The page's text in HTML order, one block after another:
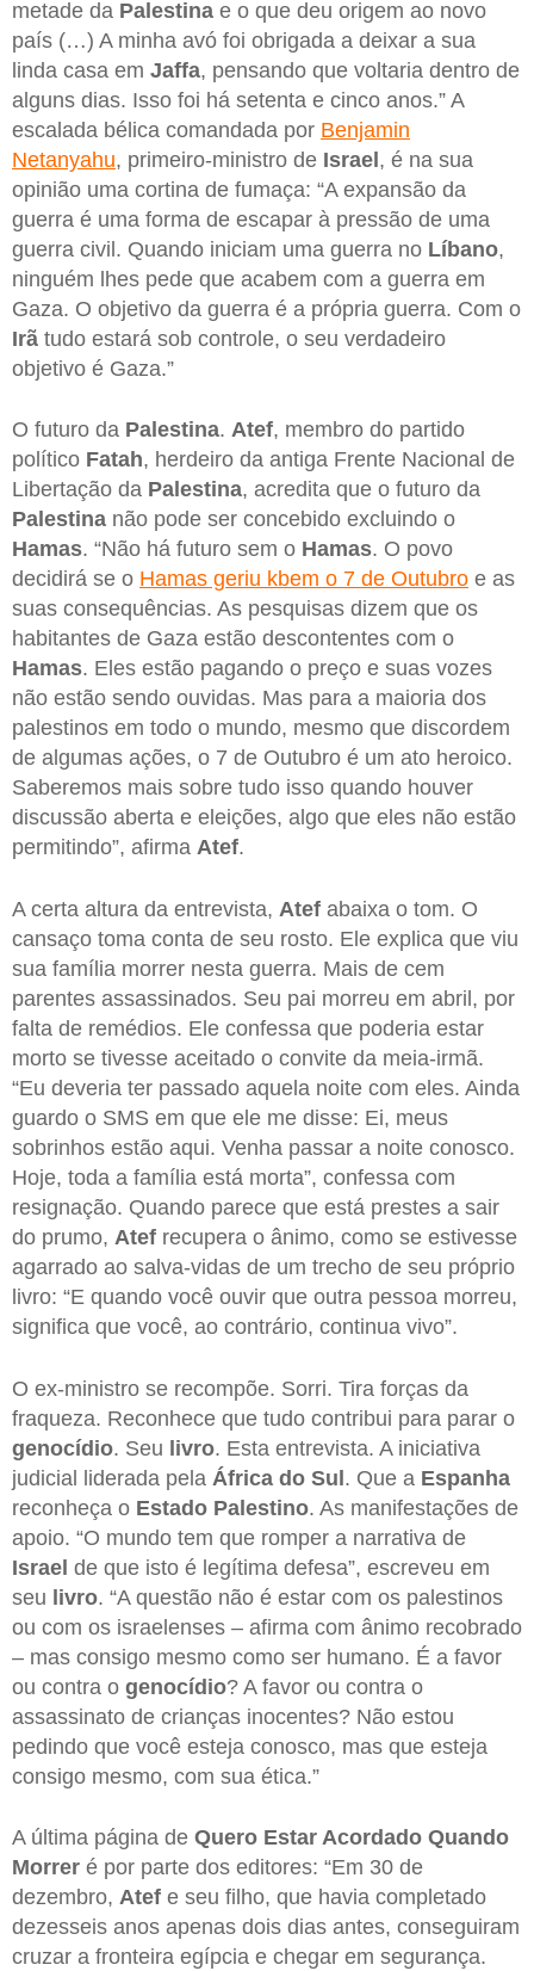
metade da Palestina e o que deu origem ao novo
país (…) A minha avó foi obrigada a deixar a sua
linda casa em Jaffa, pensando que voltaria dentro de
alguns dias. Isso foi há setenta e cinco anos.” A
escalada bélica comandada por Benjamin
Netanyahu, primeiro-ministro de Israel, é na sua
opinião uma cortina de fumaça: “A expansão da
guerra é uma forma de escapar à pressão de uma
guerra civil. Quando iniciam uma guerra no Líbano,
ninguém lhes pede que acabem com a guerra em
Gaza. O objetivo da guerra é a própria guerra. Com o
Irã tudo estará sob controle, o seu verdadeiro
objetivo é Gaza.”
O futuro da Palestina. Atef, membro do partido
político Fatah, herdeiro da antiga Frente Nacional de
Libertação da Palestina, acredita que o futuro da
Palestina não pode ser concebido excluindo o
Hamas. “Não há futuro sem o Hamas. O povo
decidirá se o Hamas geriu kbem o 7 de Outubro e as
suas consequências. As pesquisas dizem que os
habitantes de Gaza estão descontentes com o
Hamas. Eles estão pagando o preço e suas vozes
não estão sendo ouvidas. Mas para a maioria dos
palestinos em todo o mundo, mesmo que discordem
de algumas ações, o 7 de Outubro é um ato heroico.
Saberemos mais sobre tudo isso quando houver
discussão aberta e eleições, algo que eles não estão
permitindo”, afirma Atef.
A certa altura da entrevista, Atef abaixa o tom. O
cansaço toma conta de seu rosto. Ele explica que viu
sua família morrer nesta guerra. Mais de cem
parentes assassinados. Seu pai morreu em abril, por
falta de remédios. Ele confessa que poderia estar
morto se tivesse aceitado o convite da meia-irmã.
“Eu deveria ter passado aquela noite com eles. Ainda
guardo o SMS em que ele me disse: Ei, meus
sobrinhos estão aqui. Venha passar a noite conosco.
Hoje, toda a família está morta”, confessa com
resignação. Quando parece que está prestes a sair
do prumo, Atef recupera o ânimo, como se estivesse
agarrado ao salva-vidas de um trecho de seu próprio
livro: “E quando você ouvir que outra pessoa morreu,
significa que você, ao contrário, continua vivo”.
O ex-ministro se recompõe. Sorri. Tira forças da
fraqueza. Reconhece que tudo contribui para parar o
genocídio. Seu livro. Esta entrevista. A iniciativa
judicial liderada pela África do Sul. Que a Espanha
reconheça o Estado Palestino. As manifestações de
apoio. “O mundo tem que romper a narrativa de
Israel de que isto é legítima defesa”, escreveu em
seu livro. “A questão não é estar com os palestinos
ou com os israelenses – afirma com ânimo recobrado
– mas consigo mesmo como ser humano. É a favor
ou contra o genocídio? A favor ou contra o
assassinato de crianças inocentes? Não estou
pedindo que você esteja conosco, mas que esteja
consigo mesmo, com sua ética.”
A última página de Quero Estar Acordado Quando
Morrer é por parte dos editores: “Em 30 de
dezembro, Atef e seu filho, que havia completado
dezesseis anos apenas dois dias antes, conseguiram
cruzar a fronteira egípcia e chegar em segurança.